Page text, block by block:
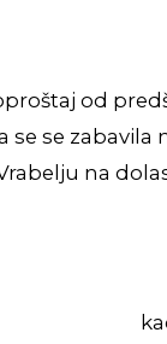
od
se
na